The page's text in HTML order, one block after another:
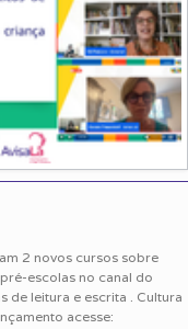
2 novos cursos sobre
escolas no canal do
de leitura e escrita . Cultura
acesse: